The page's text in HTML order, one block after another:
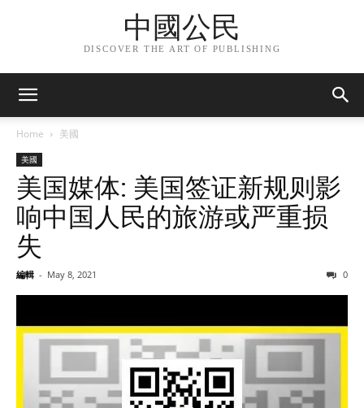
中國公民
DISCOVER THE ART OF PUBLISHING
Home 美國
美國
美国媒体: 美国签证新规则影
响中国人民的旅游或严重损
失
編輯 - May 8, 2021 0